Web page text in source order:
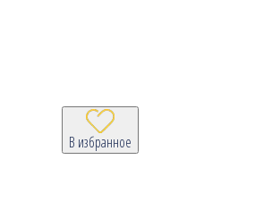
В избранное